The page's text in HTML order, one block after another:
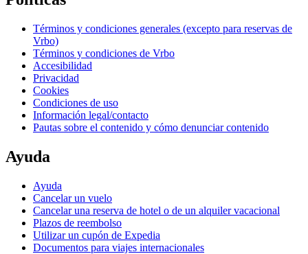
Términos y condiciones generales (excepto para reservas de
Vrbo)
Términos y condiciones de Vrbo
Accesibilidad
Privacidad
Cookies
Condiciones de uso
Información legal/contacto
Pautas sobre el contenido y cómo denunciar contenido
Ayuda
Ayuda
Cancelar un vuelo
Cancelar una reserva de hotel o de un alquiler vacacional
Plazos de reembolso
Utilizar un cupón de Expedia
Documentos para viajes internacionales